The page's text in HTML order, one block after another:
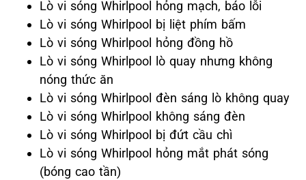
Lò vi sóng Whirlpool hỏng mạch, báo lỗi
Lò vi sóng Whirlpool bị liệt phím bấm
Lò vi sóng Whirlpool hỏng đồng hồ
Lò vi sóng Whirlpool lò quay nhưng không
nóng thức ăn
Lò vi sóng Whirlpool đèn sáng lò không quay
Lò vi sóng Whirlpool không sáng đèn
Lò vi sóng Whirlpool bị đứt cầu chì
Lò vi sóng Whirlpool hỏng mắt phát sóng
(bóng cao tần)